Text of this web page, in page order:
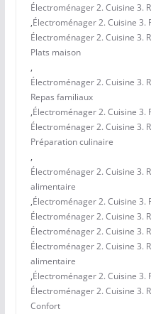
Électroménager 2. Cuisine 3.
,Électroménager 2. Cuisine 3.
Électroménager 2. Cuisine 3.
Plats maison
,
Électroménager 2. Cuisine 3.
Repas familiaux
,Électroménager 2. Cuisine 3.
Électroménager 2. Cuisine 3.
Préparation culinaire
,
Électroménager 2. Cuisine 3.
alimentaire
,Électroménager 2. Cuisine 3.
Électroménager 2. Cuisine 3.
Électroménager 2. Cuisine 3.
Électroménager 2. Cuisine 3.
alimentaire
,Électroménager 2. Cuisine 3.
Électroménager 2. Cuisine 3.
Confort